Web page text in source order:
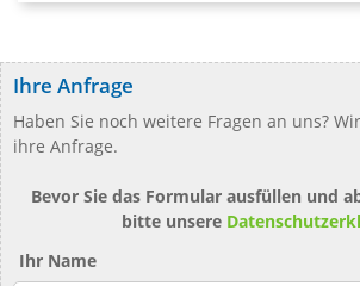
Ihre Anfrage
Haben Sie noch weitere Fragen an uns?
ihre Anfrage.
Bevor Sie das Formular ausfüllen und
bitte unsere
Ihr Name